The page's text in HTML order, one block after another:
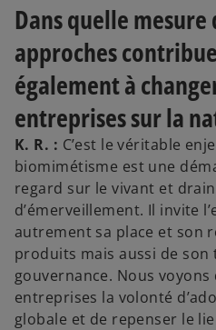
Dans quelle mesure
approches
également à
entreprises sur la
K. R. : C’est le véritable
biomimétisme est une
regard sur le vivant et
d’émerveillement. Il invite
autrement sa place et son
produits mais aussi de
gouvernance. Nous voyons
entreprises la volonté
globale et de repenser le